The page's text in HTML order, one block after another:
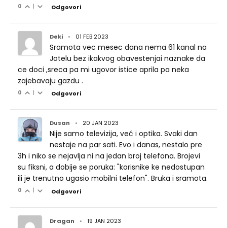
0 | Odgovori
Deki • 01 FEB 2023
Sramota vec mesec dana nema 61 kanal na
Jotelu bez ikakvog obavestenjai naznake da
ce doci ,sreca pa mi ugovor istice aprila pa neka
zajebavaju gazdu .
0 | Odgovori
Dusan • 20 JAN 2023
Nije samo televizija, već i optika. Svaki dan
nestaje na par sati. Evo i danas, nestalo pre
3h i niko se nejavlja ni na jedan broj telefona. Brojevi
su fiksni, a dobije se poruka: "korisnike ke nedostupan
ili je trenutno ugasio mobilni telefon". Bruka i sramota.
0 | Odgovori
Dragan • 19 JAN 2023